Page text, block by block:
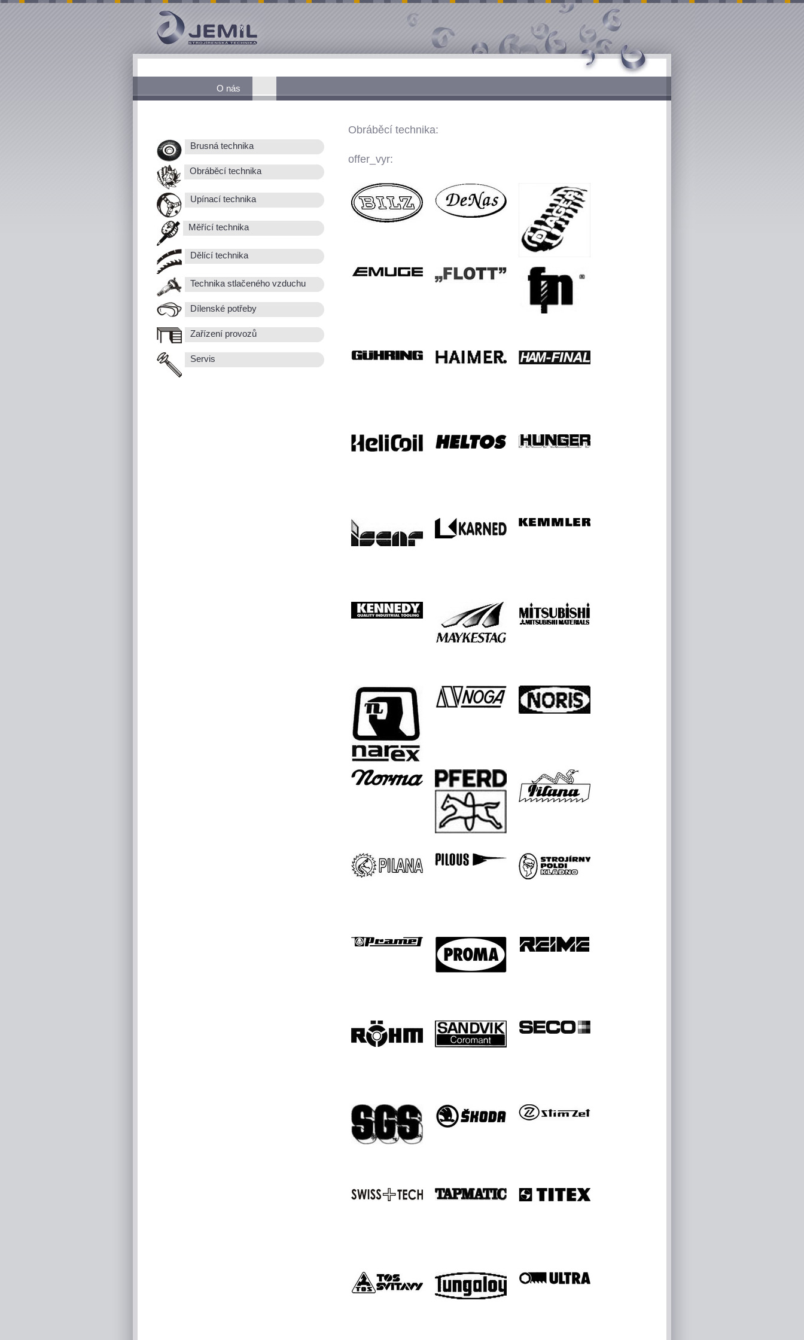
O nás
Brusná technika
Obráběcí technika
Upínací technika
Měřící technika
Dělící technika
Technika stlačeného vzduchu
Dílenské potřeby
Zařízení provozů
Servis
Obráběcí technika:
offer_vyr: